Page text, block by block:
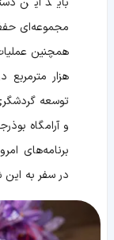
مجموعه‌ای
هزار
توسعه
و آرامگاه
برنامه‌های
در سفر به این